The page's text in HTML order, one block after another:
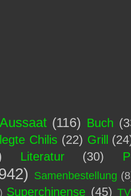
Aussaat (116) Buch
Chilis (22) Grill
Literatur (30)
Samenbestellung
Superchinense (45) TV